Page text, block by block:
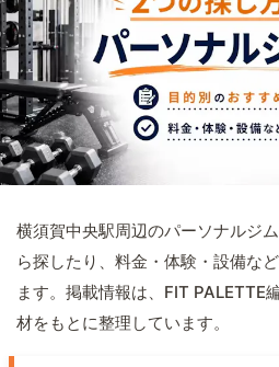
横須賀中央駅周辺のパーソナルジ
ら探したり、料金・体験・設備な
ます。掲載情報は、FIT PALETTE
材をもとに整理しています。